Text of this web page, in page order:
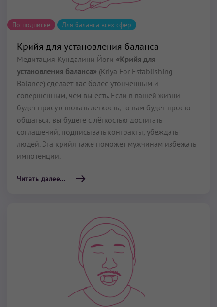
По подписке Для баланса всех сфер
Крийя для установления баланса
Медитация Кундалини Йоги «Крийя для
установления баланса» (Kriya For Establishing
Balance) сделает вас более утончённым и
совершенным, чем вы есть. Если в вашей жизни
будет присутствовать легкость, то вам будет просто
общаться, вы будете с лёгкостью достигать
соглашений, подписывать контракты, убеждать
людей. Эта крийя таже поможет мужчинам избежать
импотенции.
Читать далее...